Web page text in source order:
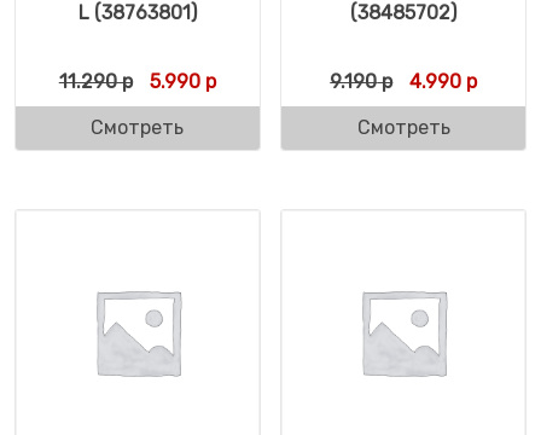
L (38763801)
11.290р Первоначальная цена составляла 11.290
5.990рТекущая цена: 5.990 р.
Смотреть
(38485702)
9.190р 4.990 р
Смотреть